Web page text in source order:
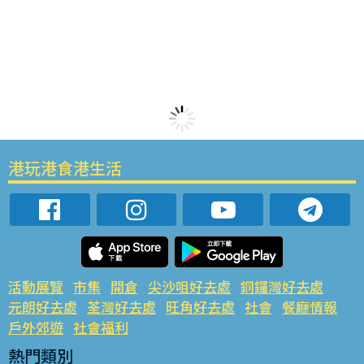
港玩港食港生活
活動展覽 市集 開倉 尖沙咀好去處 銅鑼灣好去處
元朗好去處 荃灣好去處 旺角好去處 社會 餐廳情報
戶外郊遊 社會福利
熱門類別